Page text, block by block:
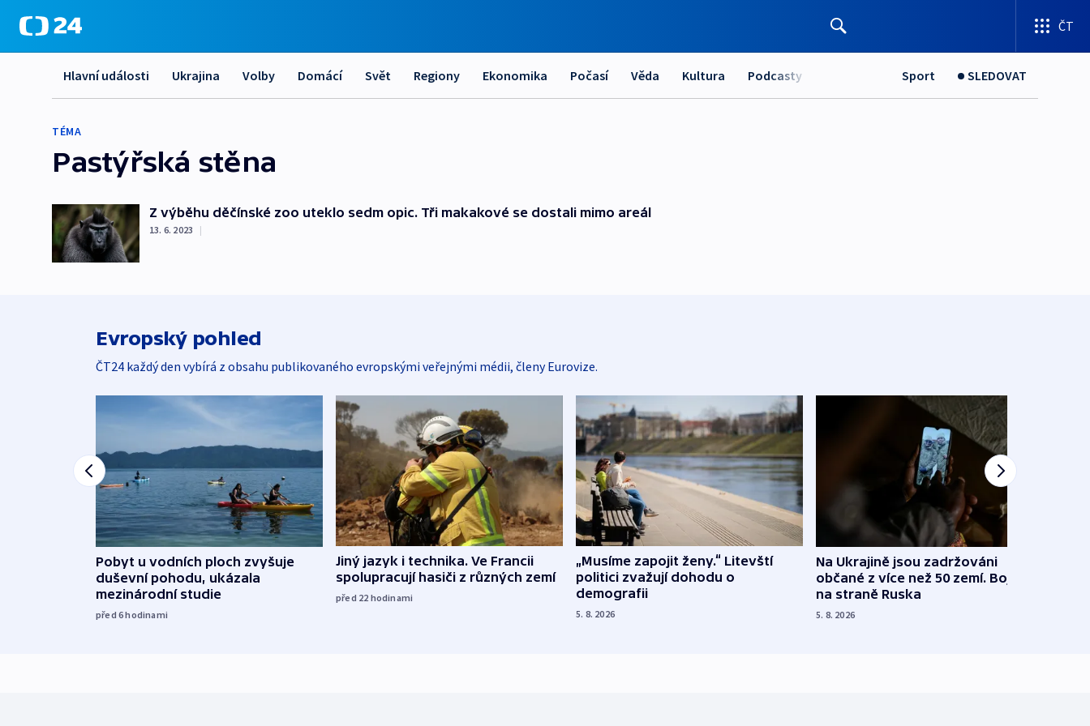
ČT
Hlavní události Ukrajina Volby Domácí Svět Regiony Ekonomika Počasí Věda Kultura Podcasty Sport SLEDOVAT
TÉMA
Pastýřská stěna
Z výběhu děčínské zoo uteklo sedm opic. Tři makakové se dostali mimo areál
13. 6. 2023 |
Evropský pohled
ČT24 každý den vybírá z obsahu publikovaného evropskými veřejnými médii, členy Eurovize.
Pobyt u vodních ploch zvyšuje
duševní pohodu, ukázala
mezinárodní studie
před 6hodinami
Jiný jazyk i technika. Ve Francii
spolupracují hasiči z různých zemí
před 22 hodinami
„Musíme zapojit ženy.“ Litevští
politici zvažují dohodu o
demografii
5. 8. 2026
Na Ukrajině jsou zadržováni
občané z více než 50 zemí. Bojovali
na straně Ruska
5. 8. 2026